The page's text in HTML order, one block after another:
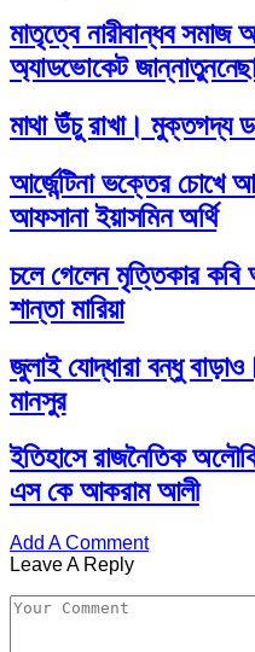
মাতৃত্বে নারীবান্ধব সমাজ
অ্যাডভোকেট
মাথা উঁচু রাখা।
আর্জেন্টিনা ভক্তের চোখে
আফসানা ইয়াসমিন অর্থি
চলে গেলেন মৃত্তিকার কবি
শান্তা মারিয়া
জুলাই যোদ্ধারা বন্ধু
মানসুর
ইতিহাসে রাজনৈতিক
এস কে আকরাম আলী
Add A Comment
Leave A Reply